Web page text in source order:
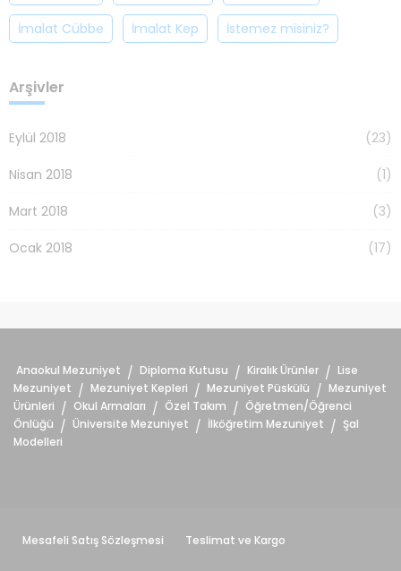
İmalat Cübbe İmalat Kep İstemez misiniz?
Arşivler
Eylül 2018 (23)
Nisan 2018 (1)
Mart 2018 (3)
Ocak 2018 (17)
Anaokul Mezuniyet / Diploma Kutusu / Kiralık Ürünler / Lise
Mezuniyet / Mezuniyet Kepleri / Mezuniyet Püskülü / Mezuniyet
Ürünleri / Okul Armaları / Özel Takım / Öğretmen/Öğrenci
Önlüğü / Üniversite Mezuniyet / İlköğretim Mezuniyet / Şal
Modelleri
Mesafeli Satış Sözleşmesi Teslimat ve Kargo